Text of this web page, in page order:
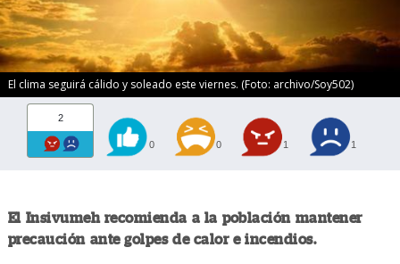
El clima seguirá cálido y soleado este viernes. (Foto: archivo/Soy502)
2
0 0 1 1
El Insivumeh recomienda a la población mantener
precaución ante golpes de calor e incendios.